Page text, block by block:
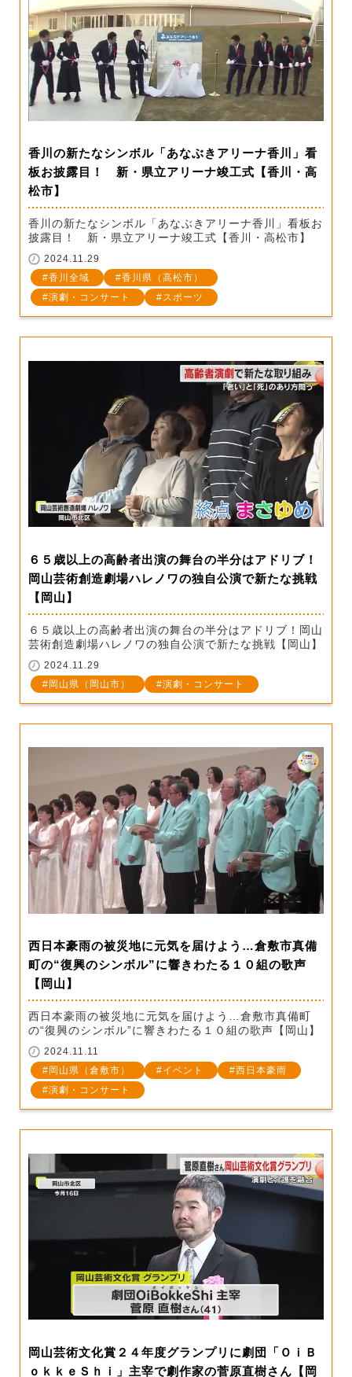
香川の新たなシンボル「あなぶきアリーナ香川」看
板お披露目！ 新・県立アリーナ竣工式【香川・高
松市】
香川の新たなシンボル「あなぶきアリーナ香川」看板お
披露目！ 新・県立アリーナ竣工式【香川・高松市】
2024.11.29
香川全域
香川県（高松市）
演劇・コンサート
スポーツ
６５歳以上の高齢者出演の舞台の半分はアドリブ！
岡山芸術創造劇場ハレノワの独自公演で新たな挑戦
【岡山】
６５歳以上の高齢者出演の舞台の半分はアドリブ！岡山
芸術創造劇場ハレノワの独自公演で新たな挑戦【岡山】
2024.11.29
岡山県（岡山市）
演劇・コンサート
西日本豪雨の被災地に元気を届けよう…倉敷市真備
町の“復興のシンボル”に響きわたる１０組の歌声
【岡山】
西日本豪雨の被災地に元気を届けよう…倉敷市真備町
の“復興のシンボル”に響きわたる１０組の歌声【岡山】
2024.11.11
岡山県（倉敷市）
イベント
西日本豪雨
演劇・コンサート
岡山芸術文化賞２４年度グランプリに劇団「ＯｉＢ
ｏｋｋｅＳｈｉ」主宰で劇作家の菅原直樹さん【岡